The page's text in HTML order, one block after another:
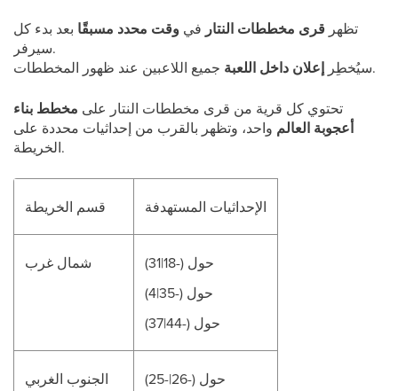
تظهر قرى مخططات النتار في وقت محدد مسبقًا بعد بدء كل
سيرفر.
سيُخطِر إعلان داخل اللعبة جميع اللاعبين عند ظهور المخططات.
تحتوي كل قرية من قرى مخططات النتار على مخطط بناء
أعجوبة العالم واحد، وتظهر بالقرب من إحداثيات محددة على
الخريطة.
قسم الخريطة الإحداثيات المستهدفة
حول (-18|31)
حول (-35|4)
حول (-44|37)
الجنوب الغربي
حول (-26|-25)